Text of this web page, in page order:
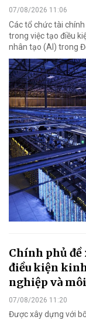
07/08/2026 11:06
Các tổ chức tài
trong việc tạo điều
nhân tạo (AI) trong
Chính phủ đề
điều kiện
nghiệp và
07/08/2026 11:20
Được xây dựng với